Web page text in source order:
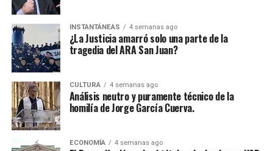
INSTANTÁNEAS 4 semanas ago
¿La Justicia amarró solo una parte de la
tragedia del ARA San Juan?
CULTURA 4 semanas ago
Análisis neutro y puramente técnico de la
homilía de Jorge García Cuerva.
ECONOMÍA 4 semanas ago